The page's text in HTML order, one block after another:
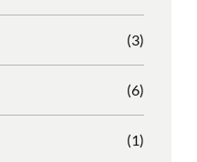
(3)
(6)
(1)